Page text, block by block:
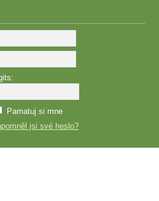
Pamatuj si mne
jsi své heslo?